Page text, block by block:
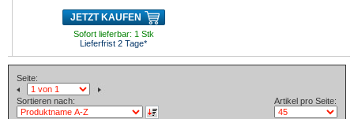
JETZT KAUFEN
Sofort lieferbar: 1 Stk
Lieferfrist 2 Tage*
Seite:
Sortieren nach: Artikel pro Seite: